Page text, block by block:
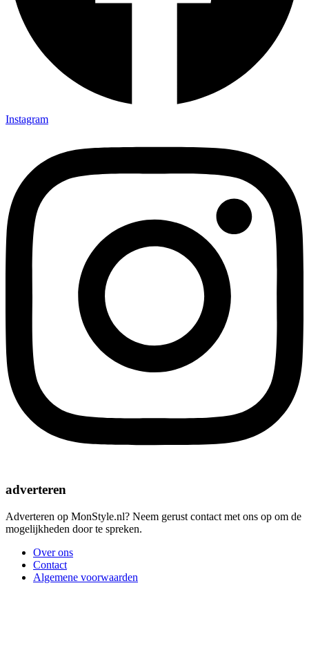
Instagram
adverteren
Adverteren op MonStyle.nl? Neem gerust contact met ons op om de
mogelijkheden door te spreken.
Over ons
Contact
Algemene voorwaarden